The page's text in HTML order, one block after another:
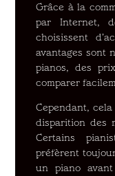
Grâce à la
par Internet,
choisissent
avantages sont
pianos, des
comparer
Cependant,
disparition des
Certains
préfèrent
un piano